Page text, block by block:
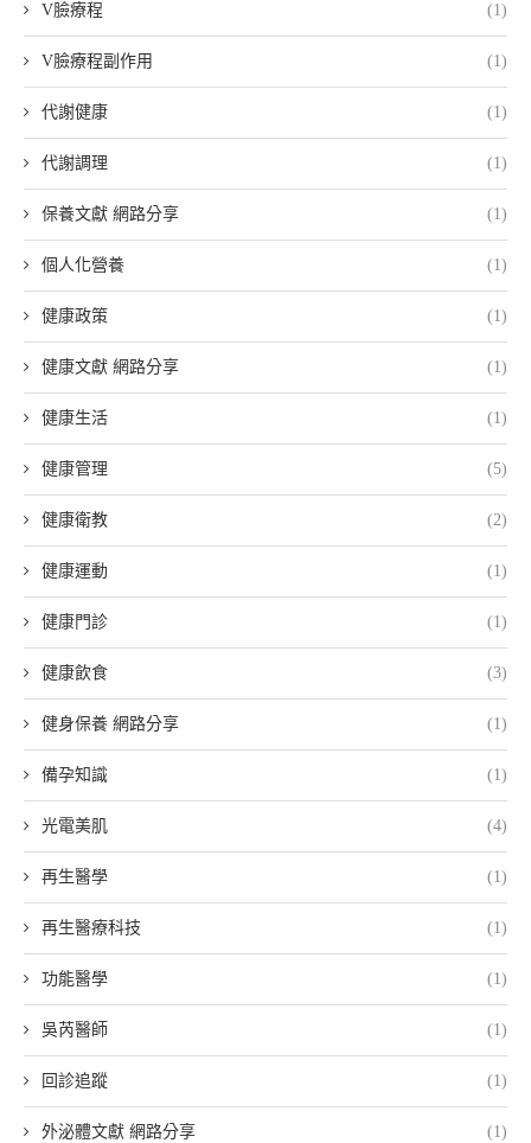
V臉療程 (1)
V臉療程副作用 (1)
代謝健康 (1)
代謝調理 (1)
保養文獻 網路分享 (1)
個人化營養 (1)
健康政策 (1)
健康文獻 網路分享 (1)
健康生活 (1)
健康管理 (5)
健康衛教 (2)
健康運動 (1)
健康門診 (1)
健康飲食 (3)
健身保養 網路分享 (1)
備孕知識 (1)
光電美肌 (4)
再生醫學 (1)
再生醫療科技 (1)
功能醫學 (1)
吳芮醫師 (1)
回診追蹤 (1)
外泌體文獻 網路分享 (1)